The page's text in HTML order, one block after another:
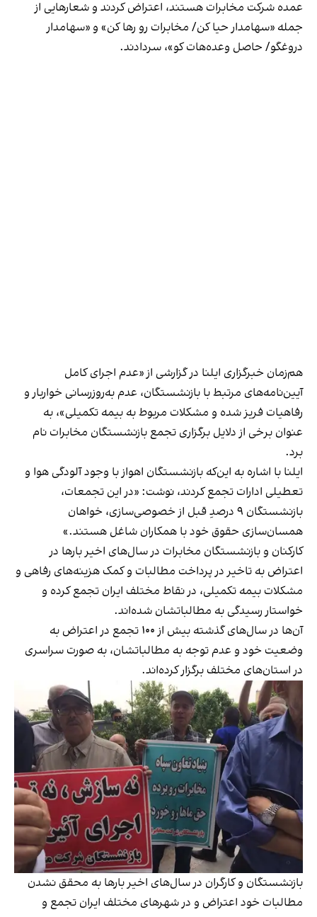
عمده شرکت مخابرات هستند، اعتراض کردند و شعارهایی از
جمله «سهامدار حیا کن/ مخابرات رو رها کن» و «سهامدار
دروغگو/ حاصل وعده‌هات کو»، سردادند.
هم‌زمان خبرگزاری ایلنا در گزارشی از «عدم اجرای کامل
آیین‌نامه‌های مرتبط با بازنشستگان، عدم به‌روز‌رسانی خواربار و
رفاهیات فریز شده و مشکلات مربوط به بیمه تکمیلی»، به
عنوان برخی از دلایل برگزاری تجمع بازنشستگان مخابرات نام
برد.
ایلنا با اشاره به این‌که بازنشستگان اهواز با وجود آلودگی هوا و
تعطیلی ادارات تجمع کردند، نوشت: «در این تجمعات،
بازنشستگان ۹ درصدِ قبل از خصوصی‌سازی، خواهان
همسان‌سازی حقوق خود با همکاران شاغل هستند.»
کارکنان و بازنشستگان مخابرات در سال‌های اخیر بارها در
اعتراض به تاخیر در پرداخت مطالبات و کمک هزینه‌های رفاهی و
مشکلات بیمه تکمیلی، در نقاط مختلف ایران تجمع کرده و
خواستار رسیدگی به مطالباتشان شده‌اند.
آن‌ها در سال‌های گذشته بیش از ۱۰۰ تجمع در اعتراض به
وضعیت خود و عدم توجه به مطالباتشان، به صورت سراسری
در استان‌های مختلف برگزار کرده‌اند.
بازنشستگان و کارگران در سال‌های اخیر بارها به محقق نشدن
مطالبات خود اعتراض و در شهرهای مختلف ایران تجمع و